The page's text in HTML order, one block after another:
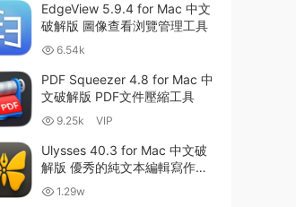
EdgeView 5.9.4 for Mac 中文
破解版 圖像查看浏覽管理工具
6.54k
PDF Squeezer 4.8 for Mac 中
文破解版 PDF文件壓縮工具
9.25k VIP
Ulysses 40.3 for Mac 中文破
解版 優秀的純文本編輯寫作軟
件 1.29w